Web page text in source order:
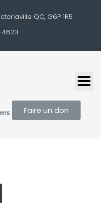
QC, G6P 1R5
4623
Faire un don